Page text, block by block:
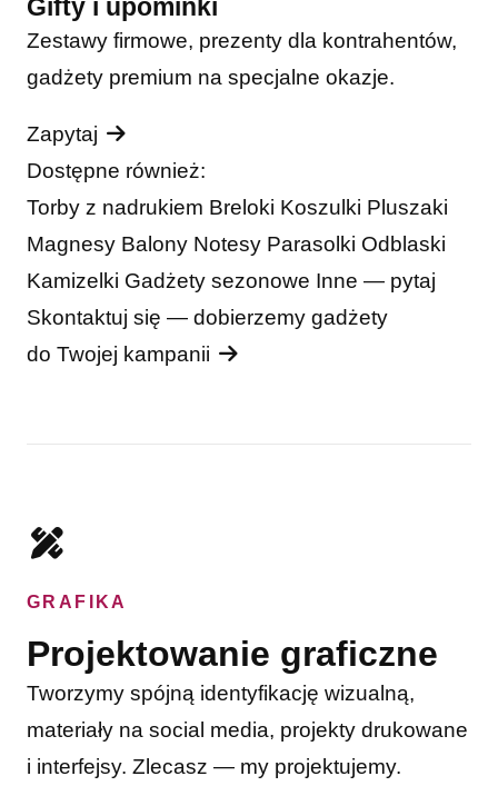
Gifty i upominki
Zestawy firmowe, prezenty dla kontrahentów,
gadżety premium na specjalne okazje.
Zapytaj
Dostępne również:
Torby z nadrukiem Breloki Koszulki Pluszaki
Magnesy Balony Notesy Parasolki Odblaski
Kamizelki Gadżety sezonowe Inne — pytaj
Skontaktuj się — dobierzemy gadżety
do Twojej kampanii
GRAFIKA
Projektowanie graficzne
Tworzymy spójną identyfikację wizualną,
materiały na social media, projekty drukowane
i interfejsy. Zlecasz — my projektujemy.